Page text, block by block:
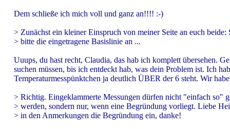
Dem schließe ich mich voll und ganz an!!!! :-)
> Zunächst ein kleiner Einspruch von meiner Seite an euch beide:
> bitte die eingetragene Basislinie an ...
Uuups, du hast recht, Claudia, das hab ich komplett übersehen.
suchen müssen, bis ich entdeckt hab, was dein Problem ist. Ich
Temperaturmesspünktchen ja deutlich ÜBER der 6 steht. Wir
> Richtig. Eingeklammerte Messungen dürfen nicht "einfach so"
> werden, sondern nur, wenn eine Begründung vorliegt. Liebe
> in den Anmerkungen die Begründung ein, danke!